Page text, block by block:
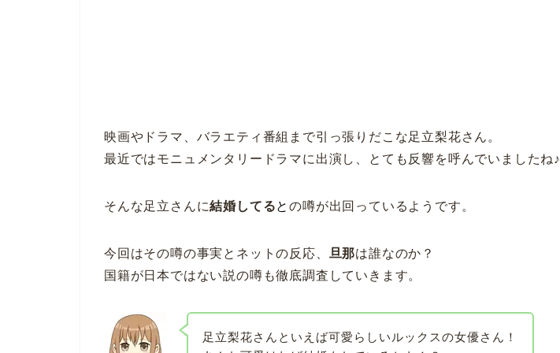
映画やドラマ、バラエティ番組まで引っ張りだこな足立梨花さん。
最近ではモニュメンタリードラマに出演し、とても反響を呼んでいましたね♪
そんな足立さんに結婚してるとの噂が出回っているようです。
今回はその噂の事実とネットの反応、 旦那は誰なのか？
国籍が日本ではない説の噂も徹底調査していきます。
足立梨花さんといえば可愛らしいルックスの女優さん！